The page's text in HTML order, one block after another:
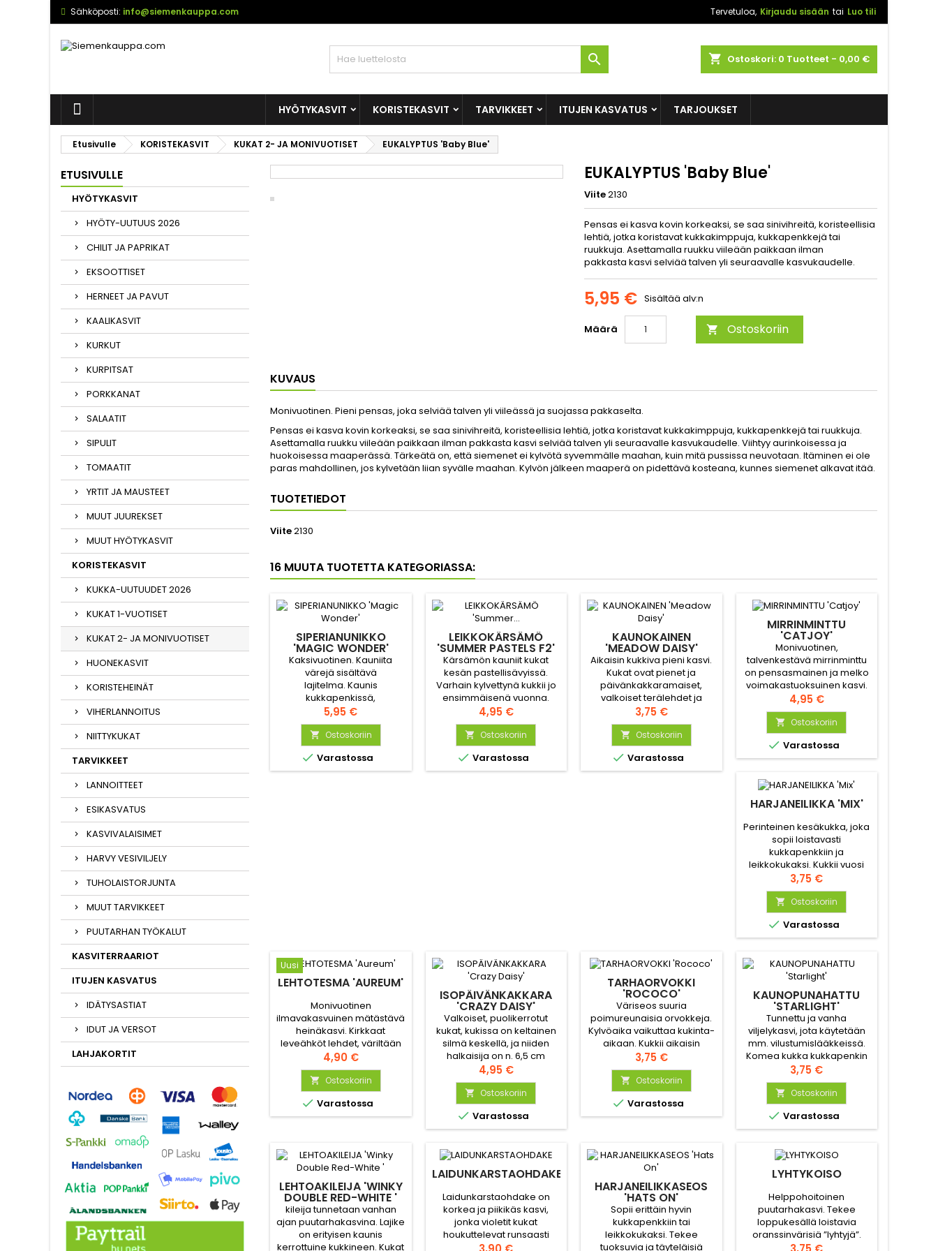
Sähköposti: info@siemenkauppa.com Tervetuloa, Kirjaudu sisään tai Luo tili
shopping_cart Ostoskori: 0 Tuotteet - 0,00 €

HYÖTYKASVIT KORISTEKASVIT TARVIKKEET ITUJEN KASVATUS TARJOUKSET
Etusivulle KORISTEKASVIT KUKAT 2- JA MONIVUOTISET EUKALYPTUS 'Baby Blue'
ETUSIVULLE
HYÖTYKASVIT
HYÖTY-UUTUUS 2026
CHILIT JA PAPRIKAT
EKSOOTTISET
HERNEET JA PAVUT
KAALIKASVIT
KURKUT
KURPITSAT
PORKKANAT
SALAATIT
SIPULIT
TOMAATIT
YRTIT JA MAUSTEET
MUUT JUUREKSET
MUUT HYÖTYKASVIT
KORISTEKASVIT
KUKKA-UUTUUDET 2026
KUKAT 1-VUOTISET
KUKAT 2- JA MONIVUOTISET
HUONEKASVIT
KORISTEHEINÄT
VIHERLANNOITUS
NIITTYKUKAT
TARVIKKEET
LANNOITTEET
ESIKASVATUS
KASVIVALAISIMET
HARVY VESIVILJELY
TUHOLAISTORJUNTA
MUUT TARVIKKEET
PUUTARHAN TYÖKALUT
KASVITERRAARIOT
ITUJEN KASVATUS
IDÄTYSASTIAT
IDUT JA VERSOT
LAHJAKORTIT
EUKALYPTUS 'Baby Blue'
Viite2130
Pensas ei kasva kovin korkeaksi, se saa sinivihreitä, koristeellisia
lehtiä, jotka koristavat kukkakimppuja, kukkapenkkejä tai
ruukkuja. Asettamalla ruukku viileään paikkaan ilman
pakkasta kasvi selviää talven yli seuraavalle kasvukaudelle.
5,95 € Sisältää alv:n
Määrä  Ostoskoriin
KUVAUS
Monivuotinen. Pieni pensas, joka selviää talven yli viileässä ja suojassa pakkaselta.
Pensas ei kasva kovin korkeaksi, se saa sinivihreitä, koristeellisia lehtiä, jotka koristavat kukkakimppuja, kukkapenkkejä tai ruukkuja.
Asettamalla ruukku viileään paikkaan ilman pakkasta kasvi selviää talven yli seuraavalle kasvukaudelle. Viihtyy aurinkoisessa ja
huokoisessa maaperässä. Tärkeätä on, että siemenet ei kylvötä syvemmälle maahan, kuin mitä pussissa neuvotaan. Itäminen ei ole
paras mahdollinen, jos kylvetään liian syvälle maahan. Kylvön jälkeen maaperä on pidettävä kosteana, kunnes siemenet alkavat itää.
TUOTETIEDOT
Viite2130
16 MUUTA TUOTETTA KATEGORIASSA:
SIPERIANUNIKKO
'MAGIC WONDER'
Kaksivuotinen. Kauniita
värejä sisältävä
lajitelma. Kaunis
kukkapenkissä,
kivikkopuutarhassa tai
ruukussa. Viihtyy auringossa
tai puolivarjossa. Vaatii
sopivan kostean ja
kuohkean hiekka- tai
savimaan.
Hinta
5,95 €
 Ostoskoriin
 Varastossa
LEIKKOKÄRSÄMÖ
'SUMMER PASTELS F2'
Kärsämön kauniit kukat
kesän pastellisävyissä.
Varhain kylvettynä kukkii jo
ensimmäisenä vuonna.
Hieno kukkapenkissä sekä
leikkokukkana. Kukat voi
myös kuivata.
Hinta
4,95 €
 Ostoskoriin
 Varastossa
KAUNOKAINEN
'MEADOW DAISY'
Aikaisin kukkiva pieni kasvi.
Kukat ovat pienet ja
päivänkakkaramaiset,
valkoiset terälehdet ja
keltainen keskiosa.
Hinta
3,75 €
 Ostoskoriin
 Varastossa
MIRRINMINTTU
'CATJOY'
Monivuotinen,
talvenkestävä mirrinminttu
on pensasmainen ja melko
voimakastuoksuinen kasvi.
Houkuttelee mettä etsiviä
hyönteisiä.
Helppohoitoinen.
Hinta
4,95 €
 Ostoskoriin
 Varastossa
HARJANEILIKKA 'MIX'
Perinteinen kesäkukka, joka
sopii loistavasti
kukkapenkkiin ja
leikkokukaksi. Kukkii vuosi
kylvön jälkeen ihanasti
monivärisenä.
Kaksivuotinen, mutta
siementää helposti ja jää
puutarhan pysyväksi
asukiksi.
Hinta
3,75 €
 Ostoskoriin
 Varastossa
Uusi
LEHTOTESMA 'AUREUM'
Monivuotinen
ilmavakasvuinen mätästävä
heinäkasvi. Kirkkaat
leveähköt lehdet, väriltään
kellertävät tai keltavihreät.
Hinta
4,90 €
 Ostoskoriin
 Varastossa
ISOPÄIVÄNKAKKARA
'CRAZY DAISY'
Valkoiset, puolikerrotut
kukat, kukissa on keltainen
silmä keskellä, ja niiden
halkaisija on n. 6,5 cm
Erinomainen leikkokukka ja
ryhmäperenna.Tukeva
kasvusto.
Hinta
4,95 €
 Ostoskoriin
 Varastossa
TARHAORVOKKI
'ROCOCO'
Väriseos suuria
poimureunaisia orvokkeja.
Kylvöaika vaikuttaa kukinta-
aikaan. Kukkii aikaisin
keväällä elo-syyskuuussa
tai tammi-helmikuussa
kylvettynä.
Hinta
3,75 €
 Ostoskoriin
 Varastossa
KAUNOPUNAHATTU
'STARLIGHT'
Tunnettu ja vanha
viljelykasvi, jota käytetään
mm. vilustumislääkkeissä.
Komea kukka kukkapenkin
takaosaan. Lajikkeen kukat
ovat suuret ja
tummanpunaiset, mykerö
on tyypillisen esiintyöntyvä.
Hinta
3,75 €
 Ostoskoriin
 Varastossa
LEHTOAKILEIJA 'WINKY
DOUBLE RED-WHITE '
kileija tunnetaan vanhan
ajan puutarhakasvina. Lajike
on erityisen kaunis
kerrottuine kukkineen. Kukat
LAIDUNKARSTAOHDAKE
Laidunkarstaohdake on
korkea ja piikikäs kasvi,
jonka violetit kukat
houkuttelevat runsaasti
perhosia, mehiläisiä ja
HARJANEILIKKASEOS
'HATS ON'
Sopii erittäin hyvin
kukkapenkkiin tai
leikkokukaksi. Tekee
tuoksuvia ja täyteläisiä
LYHTYKOISO
Helppohoitoinen
puutarhakasvi. Tekee
loppukesällä loistavia
oranssinvärisiä ”lyhtyjä”.
Hieman harottava